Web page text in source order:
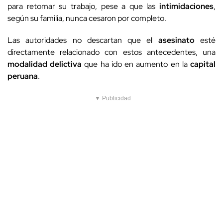
para retomar su trabajo, pese a que las intimidaciones,
según su familia, nunca cesaron por completo.
Las autoridades no descartan que el asesinatoesté
directamente relacionado con estos antecedentes, una
modalidad delictiva que ha ido en aumento en lacapital
peruana.
▼ Publicidad